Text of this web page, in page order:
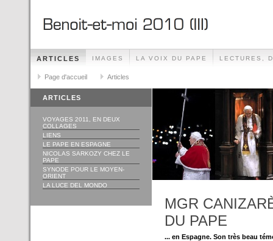
ARTICLES IMAGES LA VOIX DU PAPE LECTURES,
Page d'accueil Articles
ARTICLES
VOYAGES 2011, EN DEUX
COLLAGES
LIENS
LE PAPE EN ESPAGNE
NICOLAS SARKOZY CHEZ LE
PAPE
SYNODE POUR LE MOYEN-
ORIENT
LA LUCE DEL MONDO
MGR
DU PAPE
... en Espagne. Son très beau